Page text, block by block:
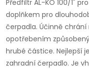
Předfiltr AL-KO 100/1"
doplňkem pro
čerpadla. Účinně
opotřebením
hrubé částice. Nejlepší
zahradní čerpadlo. Je